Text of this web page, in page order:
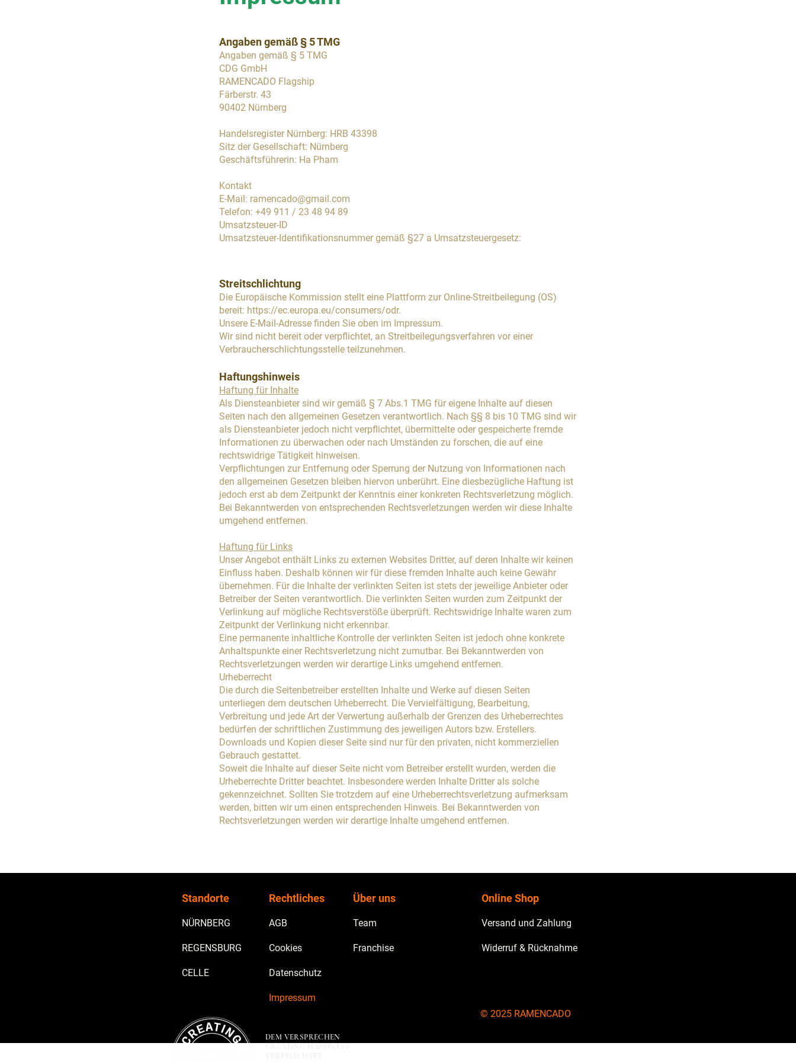
Angaben gemäß § 5 TMG
Angaben gemäß § 5 TMG
CDG GmbH
RAMENCADO Flagship
Färberstr. 43
90402 Nürnberg
Handelsregister Nürnberg: HRB 43398
Sitz der Gesellschaft: Nürnberg
Geschäftsführerin: Ha Pham
Kontakt
E-Mail: ramencado@gmail.com
Telefon: +49 911 / 23 48 94 89
Umsatzsteuer-ID
Umsatzsteuer-Identifikationsnummer gemäß §27 a Umsatzsteuergesetz:
Streitschlichtung
Die Europäische Kommission stellt eine Plattform zur Online-Streitbeilegung (OS)
bereit: https://ec.europa.eu/consumers/odr.
Unsere E-Mail-Adresse finden Sie oben im Impressum.
Wir sind nicht bereit oder verpflichtet, an Streitbeilegungsverfahren vor einer
Verbraucherschlichtungsstelle teilzunehmen.
Haftungshinweis
Haftung für Inhalte
Als Diensteanbieter sind wir gemäß § 7 Abs.1 TMG für eigene Inhalte auf diesen
Seiten nach den allgemeinen Gesetzen verantwortlich. Nach §§ 8 bis 10 TMG sind wir
als Diensteanbieter jedoch nicht verpflichtet, übermittelte oder gespeicherte fremde
Informationen zu überwachen oder nach Umständen zu forschen, die auf eine
rechtswidrige Tätigkeit hinweisen.
Verpflichtungen zur Entfernung oder Sperrung der Nutzung von Informationen nach
den allgemeinen Gesetzen bleiben hiervon unberührt. Eine diesbezügliche Haftung ist
jedoch erst ab dem Zeitpunkt der Kenntnis einer konkreten Rechtsverletzung möglich.
Bei Bekanntwerden von entsprechenden Rechtsverletzungen werden wir diese Inhalte
umgehend entfernen.
Haftung für Links
Unser Angebot enthält Links zu externen Websites Dritter, auf deren Inhalte wir keinen
Einfluss haben. Deshalb können wir für diese fremden Inhalte auch keine Gewähr
übernehmen. Für die Inhalte der verlinkten Seiten ist stets der jeweilige Anbieter oder
Betreiber der Seiten verantwortlich. Die verlinkten Seiten wurden zum Zeitpunkt der
Verlinkung auf mögliche Rechtsverstöße überprüft. Rechtswidrige Inhalte waren zum
Zeitpunkt der Verlinkung nicht erkennbar.
Eine permanente inhaltliche Kontrolle der verlinkten Seiten ist jedoch ohne konkrete
Anhaltspunkte einer Rechtsverletzung nicht zumutbar. Bei Bekanntwerden von
Rechtsverletzungen werden wir derartige Links umgehend entfernen.
Urheberrecht
Die durch die Seitenbetreiber erstellten Inhalte und Werke auf diesen Seiten
unterliegen dem deutschen Urheberrecht. Die Vervielfältigung, Bearbeitung,
Verbreitung und jede Art der Verwertung außerhalb der Grenzen des Urheberrechtes
bedürfen der schriftlichen Zustimmung des jeweiligen Autors bzw. Erstellers.
Downloads und Kopien dieser Seite sind nur für den privaten, nicht kommerziellen
Gebrauch gestattet.
Soweit die Inhalte auf dieser Seite nicht vom Betreiber erstellt wurden, werden die
Urheberrechte Dritter beachtet. Insbesondere werden Inhalte Dritter als solche
gekennzeichnet. Sollten Sie trotzdem auf eine Urheberrechtsverletzung aufmerksam
werden, bitten wir um einen entsprechenden Hinweis. Bei Bekanntwerden von
Rechtsverletzungen werden wir derartige Inhalte umgehend entfernen.
Standorte
NÜRNBERG
REGENSBURG
CELLE
Rechtliches
AGB
Cookies
Datenschutz
Impressum
Über uns
Team
Franchise
Online Shop
Versand und Zahlung
Widerruf & Rücknahme
© 2025 RAMENCADO
DEM VERSPRECHEN